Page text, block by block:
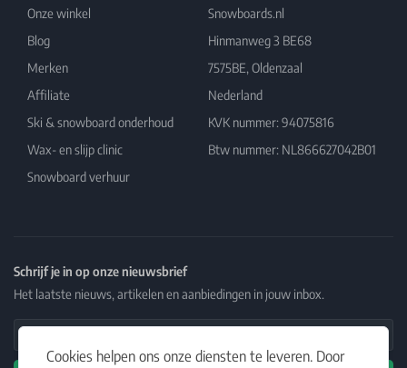
Cookies helpen ons onze diensten te leveren. Door
Onze winkel
Blog
Merken
Affiliate
Ski & snowboard onderhoud
Wax- en slijp clinic
Snowboard verhuur
Snowboards.nl
Hinmanweg 3 BE68
7575BE, Oldenzaal
Nederland
KVK nummer: 94075816
Btw nummer: NL866627042B01
Schrijf je in op onze nieuwsbrief
Het laatste nieuws, artikelen en aanbiedingen in jouw inbox.
Email Address